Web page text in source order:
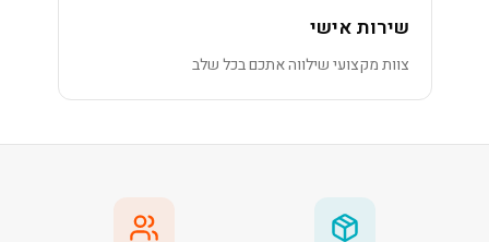
שירות אישי
צוות מקצועי שילווה אתכם בכל שלב